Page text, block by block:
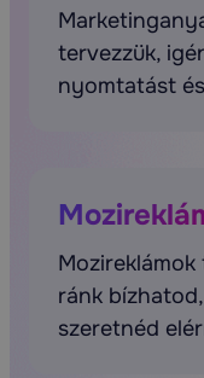
tervezzük,
nyomtatást
ránk
szeretnéd